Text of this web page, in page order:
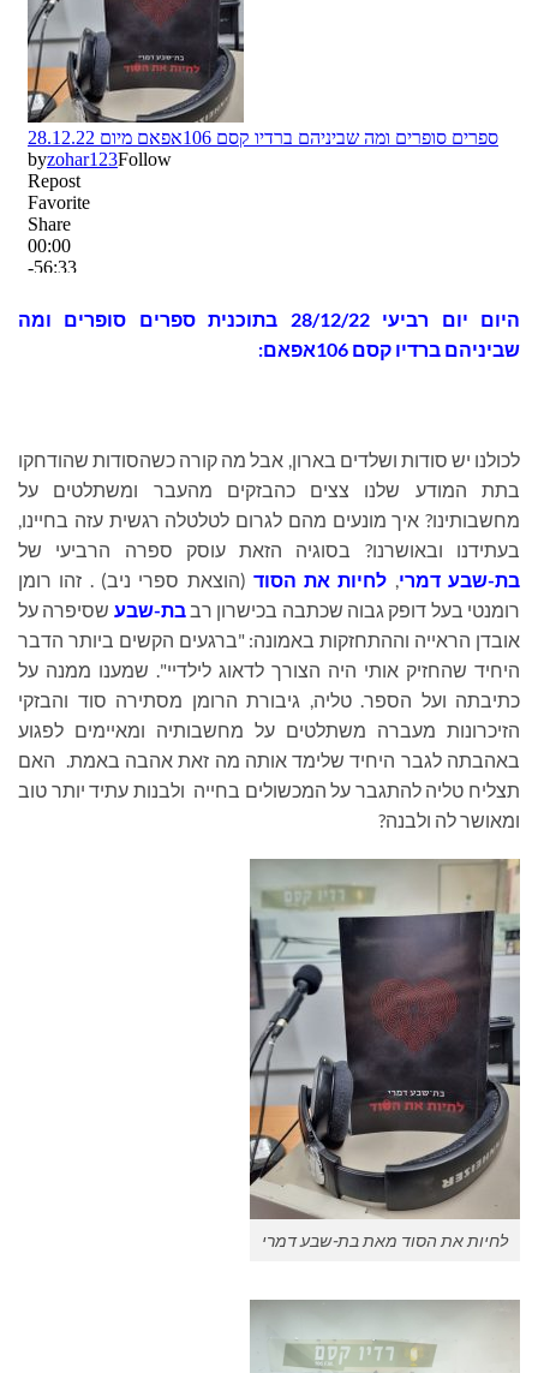
היום יום רביעי 28/12/22 בתוכנית
ספרים סופרים ומה
שביניהם ברדיו קסם 106אפאם:
לכולנו יש סודות ושלדים בארון, אבל מה קורה כשהסודות שהודחקו
בתת המודע שלנו צצים כהבזקים מהעבר ומשתלטים על
מחשבותינו? איך מונעים מהם לגרום לטלטלה רגשית עזה בחיינו,
בעתידנו ובאושרנו? בסוגיה הזאת עוסק ספרה הרביעי של
בת-שבע דמרי לחיות את הסוד (הוצאת ספרי ניב) . זהו רומן
רומנטי בעל דופק גבוה שכתבה בכישרון רב בת-שבע שסיפרה על
אובדן הראייה וההתחזקות באמונה: "ברגעים הקשים ביותר הדבר
היחיד שהחזיק אותי היה הצורך לדאוג לילדיי". שמענו ממנה על
כתיבתה ועל הספר. טליה, גיבורת הרומן מסתירה סוד והבזקי
הזיכרונות מעברה משתלטים על מחשבותיה ומאיימים לפגוע
באהבתה לגבר היחיד שלימד אותה מה זאת אהבה באמת. האם
תצליח טליה להתגבר על המכשולים בחייה ולבנות עתיד יותר טוב
ומאושר לה ולבנה?
לחיות את הסוד מאת בת-שבע דמרי